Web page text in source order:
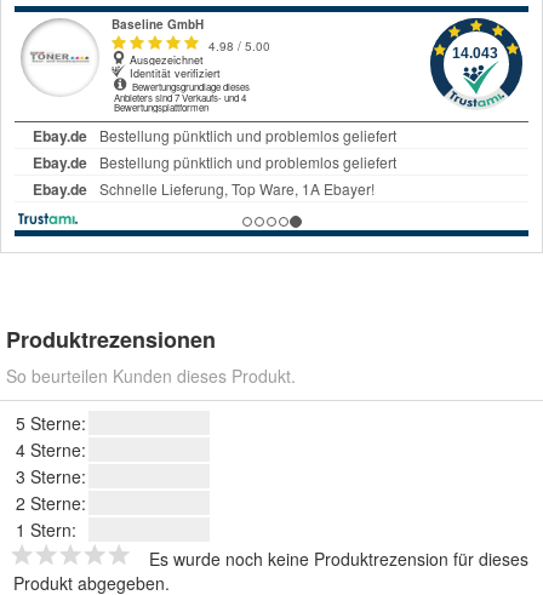
Produktrezensionen
So beurteilen Kunden dieses Produkt.
5 Sterne:
4 Sterne:
3 Sterne:
2 Sterne:
1 Stern:
Es wurde noch keine Produktrezension für dieses
Produkt abgegeben.